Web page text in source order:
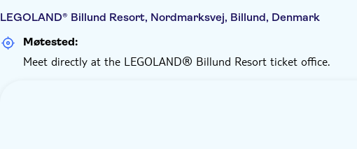
LEGOLAND® Billund Resort, Nordmarksvej, Billund, Denmark
Møtested:
Meet directly at the LEGOLAND® Billund Resort ticket office.